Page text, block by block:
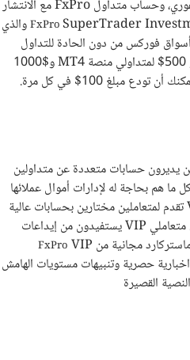
5 مع الانتشار العائم والتنفيذي الفوري، وحساب متداول FxPro مع الانتشار
FxProSuperTrader Investment والذي
فوركس من دون الحادة للتداول
MT4و1000$
يديرون حسابات متعددة عن متداولين
ما هم بحاجة له لإدارات أموال عملائها
تحت حساب رئيسي واحد. حزمة VIP تقدم لمتعاملين مختارين بحسابات عالية
القيمة والذين يتداولون بأحجام كبيرة. متعاملي VIP يستفيدون من إيداعات
FxPro
حصرية وتنبيهات مستويات الهامش